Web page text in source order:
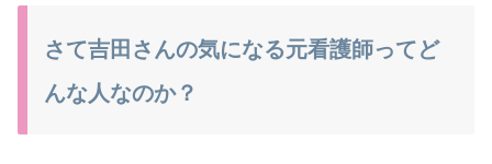
さて吉田さんの気になる元看護師ってど
んな人なのか？